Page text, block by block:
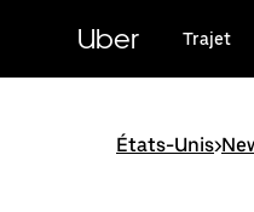
principal
Uber Trajet
États-Unis>